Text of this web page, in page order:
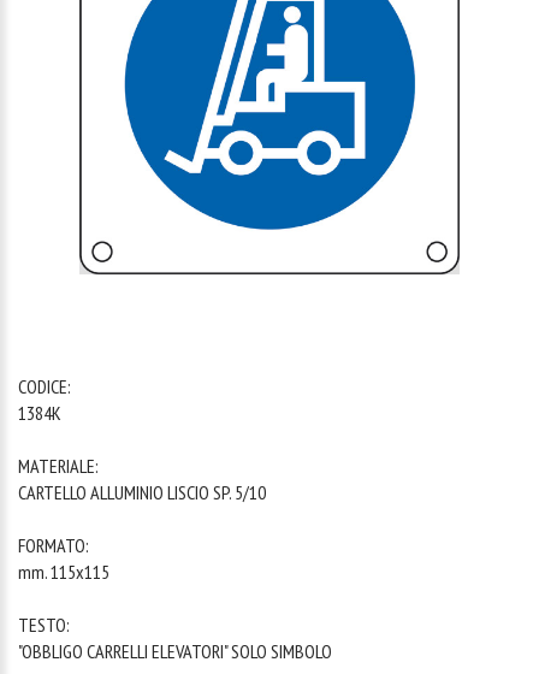
CODICE:
1384K
MATERIALE:
CARTELLO ALLUMINIO LISCIO SP. 5/10
FORMATO:
mm. 115x115
TESTO:
"OBBLIGO CARRELLI ELEVATORI" SOLO SIMBOLO